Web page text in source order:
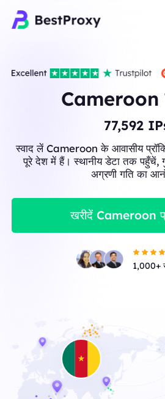
Cameroon
77,592
स्वाद लें Cameroon के आवासीय
पूरे देश में हैं। स्थानीय डेटा तक पहुँचें,
अग्रणी गति का
खरीदें Cameroon
1,000+